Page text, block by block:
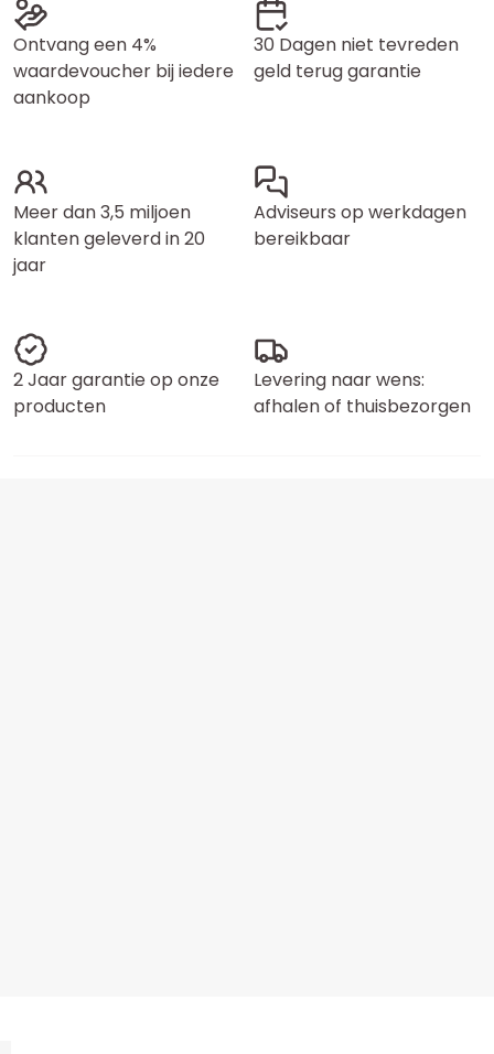
Ontvang een 4%
waardevoucher bij iedere
aankoop
30 Dagen niet tevreden
geld terug garantie
Meer dan 3,5 miljoen
klanten geleverd in 20
jaar
Adviseurs op werkdagen
bereikbaar
2 Jaar garantie op onze
producten
Levering naar wens:
afhalen of thuisbezorgen